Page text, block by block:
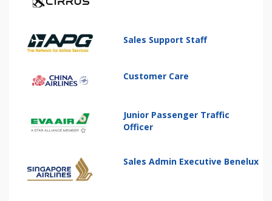
Sales Support Staff
Customer Care
Junior Passenger Traffic
Officer
Sales Admin Executive Benelux